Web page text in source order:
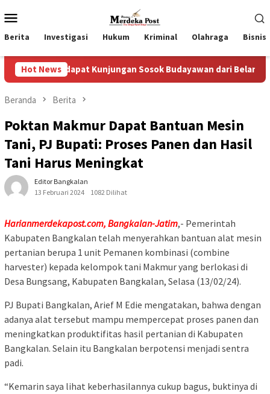
ke
kontenMobile
Berita Investigasi Hukum Kriminal Olahraga Bisnis
Hot News
Kunjungan Sosok Budayawan dari Belanda Mr. Crues
Beranda Berita
Poktan Makmur Dapat Bantuan Mesin
Tani, PJ Bupati: Proses Panen dan Hasil
Tani Harus Meningkat
Editor Bangkalan
13 Februari 2024
1082 Dilihat
Harianmerdekapost.com, Bangkalan-Jatim,- Pemerintah
Kabupaten Bangkalan telah menyerahkan bantuan alat mesin
pertanian berupa 1 unit Pemanen kombinasi (combine
harvester) kepada kelompok tani Makmur yang berlokasi di
Desa Bungsang, Kabupaten Bangkalan, Selasa (13/02/24).
PJ Bupati Bangkalan, Arief M Edie mengatakan, bahwa dengan
adanya alat tersebut mampu mempercepat proses panen dan
meningkatkan produktifitas hasil pertanian di Kabupaten
Bangkalan. Selain itu Bangkalan berpotensi menjadi sentra
padi.
“Kemarin saya lihat keberhasilannya cukup bagus, buktinya di